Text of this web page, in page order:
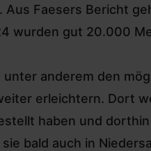
Faesers Bericht
wurden gut 20.000
anderem den
erleichtern. Dort
haben und
bald auch in